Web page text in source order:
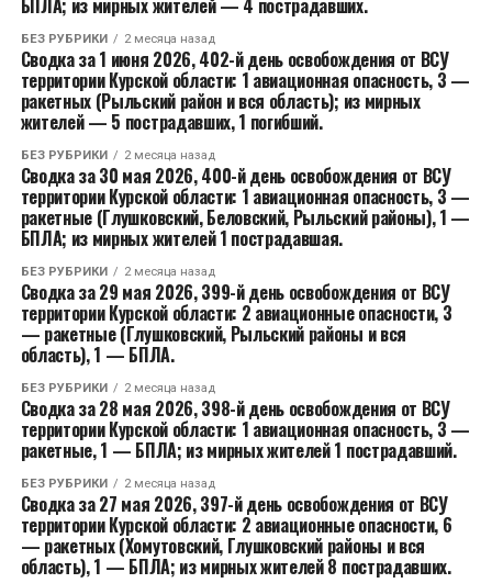
БПЛА; из мирных жителей — 4 пострадавших.
БЕЗ РУБРИКИ 2 месяца назад
Сводка за 1 июня 2026, 402-й день освобождения от ВСУ
территории Курской области: 1 авиационная опасность, 3 —
ракетных (Рыльский район и вся область); из мирных
жителей — 5 пострадавших, 1 погибший.
БЕЗ РУБРИКИ 2 месяца назад
Сводка за 30 мая 2026, 400-й день освобождения от ВСУ
территории Курской области: 1 авиационная опасность, 3 —
ракетные (Глушковский, Беловский, Рыльский районы), 1 —
БПЛА; из мирных жителей 1 пострадавшая.
БЕЗ РУБРИКИ 2 месяца назад
Сводка за 29 мая 2026, 399-й день освобождения от ВСУ
территории Курской области: 2 авиационные опасности, 3
— ракетные (Глушковский, Рыльский районы и вся
область), 1 — БПЛА.
БЕЗ РУБРИКИ 2 месяца назад
Сводка за 28 мая 2026, 398-й день освобождения от ВСУ
территории Курской области: 1 авиационная опасность, 3 —
ракетные, 1 — БПЛА; из мирных жителей 1 пострадавший.
БЕЗ РУБРИКИ 2 месяца назад
Сводка за 27 мая 2026, 397-й день освобождения от ВСУ
территории Курской области: 2 авиационные опасности, 6
— ракетных (Хомутовский, Глушковский районы и вся
область), 1 — БПЛА; из мирных жителей 8 пострадавших.